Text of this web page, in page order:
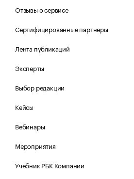
Отзывы о сервисе
Сертифицированные партнеры
Лента публикаций
Эксперты
Выбор редакции
Кейсы
Вебинары
Мероприятия
Учебник РБК Компании